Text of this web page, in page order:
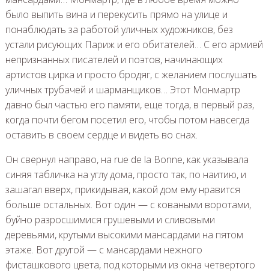
было выпить вина и перекусить прямо на улице и
понаблюдать за работой уличных художников, без
устали рисующих Париж и его обитателей… С его армией
непризнанных писателей и поэтов, начинающих
артистов цирка и просто бродяг, с желанием послушать
уличных трубачей и шарманщиков… Этот Монмартр
давно был частью его памяти, еще тогда, в первый раз,
когда почти бегом посетил его, чтобы потом навсегда
оставить в своем сердце и видеть во снах.
Он свернул направо, на rue de la Bonne, как указывала
синяя табличка на углу дома, просто так, по наитию, и
зашагал вверх, прикидывая, какой дом ему нравится
больше остальных. Вот один — с коваными воротами,
буйно разросшимися грушевыми и сливовыми
деревьями, крутыми высокими мансардами на пятом
этаже. Вот другой — с мансардами нежного
фисташкового цвета, под которыми из окна четвертого